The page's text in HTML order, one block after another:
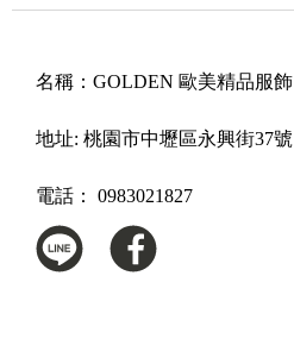
名稱： GOLDEN 歐美精品服飾
地址: 桃園市中壢區永興街37號
電話： 0983021827